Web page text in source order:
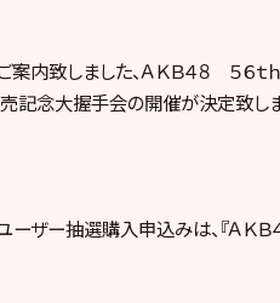
案内致しました、ＡＫＢ４８ ５６ｔ
売記念大握手会の開催が決定致しま
ユーザー抽選購入申込みは、『Ａ